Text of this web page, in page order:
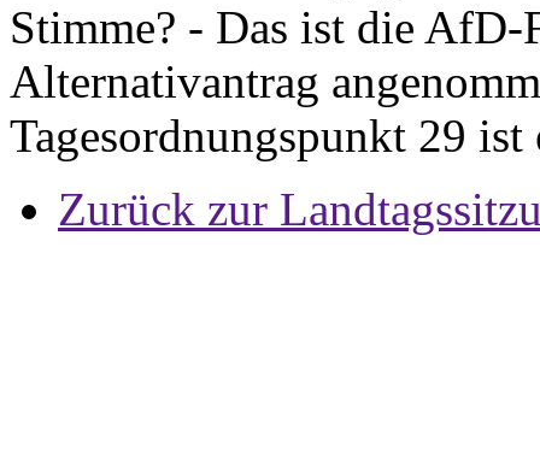
Stimme? - Das ist die
Alternativantrag
Tagesordnungspunkt 29
Zurück zur